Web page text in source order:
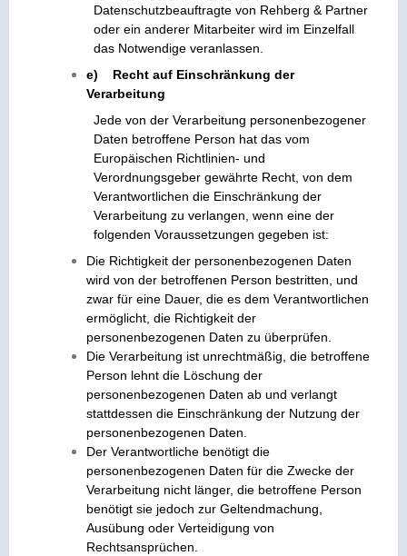
Datenschutzbeauftragte von Rehberg & Partner
oder ein anderer Mitarbeiter wird im Einzelfall
das Notwendige veranlassen.
e) Recht auf Einschränkung der
Verarbeitung
Jede von der Verarbeitung personenbezogener
Daten betroffene Person hat das vom
Europäischen Richtlinien- und
Verordnungsgeber gewährte Recht, von dem
Verantwortlichen die Einschränkung der
Verarbeitung zu verlangen, wenn eine der
folgenden Voraussetzungen gegeben ist:
Die Richtigkeit der personenbezogenen Daten
wird von der betroffenen Person bestritten, und
zwar für eine Dauer, die es dem Verantwortlichen
ermöglicht, die Richtigkeit der
personenbezogenen Daten zu überprüfen.
Die Verarbeitung ist unrechtmäßig, die betroffene
Person lehnt die Löschung der
personenbezogenen Daten ab und verlangt
stattdessen die Einschränkung der Nutzung der
personenbezogenen Daten.
Der Verantwortliche benötigt die
personenbezogenen Daten für die Zwecke der
Verarbeitung nicht länger, die betroffene Person
benötigt sie jedoch zur Geltendmachung,
Ausübung oder Verteidigung von
Rechtsansprüchen.